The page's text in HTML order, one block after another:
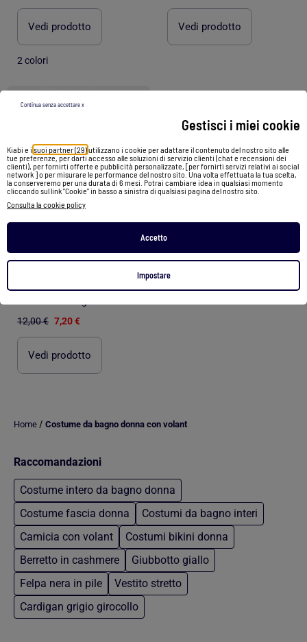
Gestisci i miei cookie
Kiabi e isuoi partner (29)utilizzano i cookie per adattare il contenuto del nostro sito alle
tue preferenze, per darti accesso alle soluzioni di servizio clienti (chat e recensioni dei
clienti), per fornirti offerte e pubblicità personalizzate, [per fornirti servizi relativi ai social
network ] o per misurare le performance del nostro sito. Una volta effettuata la tua scelta,
la conserveremo per una durata di 6 mesi. Potrai cambiare idea in qualsiasi momento
cliccando sul link "Cookie" in basso a sinistra di qualsiasi pagina del nostro sito.
Consulta la cookie policy
Accetto
Impostare
Continua senza accettare x
Vedi prodotto
2 colori
Vedi prodotto
-40%
12,00 € 7,20 €
Vedi prodotto
Home / Costume da bagno donna con volant
Raccomandazioni
Costume intero da bagno donna
Costume fascia donna
Costumi da bagno interi
Camicia con volant
Costumi bikini donna
Berretto in cashmere
Giubbotto giallo
Felpa nera in pile
Vestito stretto
Cardigan grigio girocollo